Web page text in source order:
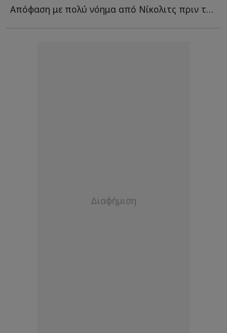
Απόφαση με πολύ νόημα από Νίκολιτς πριν τη ρεβάνς με τ...